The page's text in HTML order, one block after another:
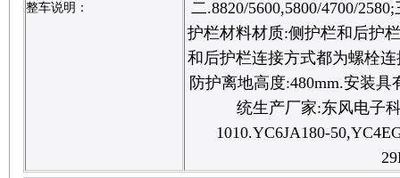
整车说明：
二.8820/5600,5800/4700/
护栏材料材质:侧护栏和后护
和后护栏连接方式都为螺栓
防护离地高度:480mm.安装
统生产厂家:东风电子
1010.YC6JA180-